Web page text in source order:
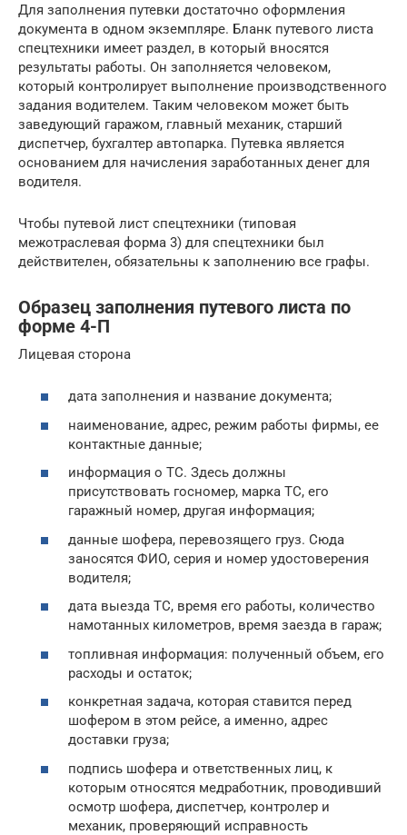
Для заполнения путевки достаточно оформления
документа в одном экземпляре. Бланк путевого листа
спецтехники имеет раздел, в который вносятся
результаты работы. Он заполняется человеком,
который контролирует выполнение производственного
задания водителем. Таким человеком может быть
заведующий гаражом, главный механик, старший
диспетчер, бухгалтер автопарка. Путевка является
основанием для начисления заработанных денег для
водителя.
Чтобы путевой лист спецтехники (типовая
межотраслевая форма 3) для спецтехники был
действителен, обязательны к заполнению все графы.
Образец заполнения путевого листа по
форме 4-П
Лицевая сторона
дата заполнения и название документа;
наименование, адрес, режим работы фирмы, ее
контактные данные;
информация о ТС. Здесь должны
присутствовать госномер, марка ТС, его
гаражный номер, другая информация;
данные шофера, перевозящего груз. Сюда
заносятся ФИО, серия и номер удостоверения
водителя;
дата выезда ТС, время его работы, количество
намотанных километров, время заезда в гараж;
топливная информация: полученный объем, его
расходы и остаток;
конкретная задача, которая ставится перед
шофером в этом рейсе, а именно, адрес
доставки груза;
подпись шофера и ответственных лиц, к
которым относятся медработник, проводивший
осмотр шофера, диспетчер, контролер и
механик, проверяющий исправность